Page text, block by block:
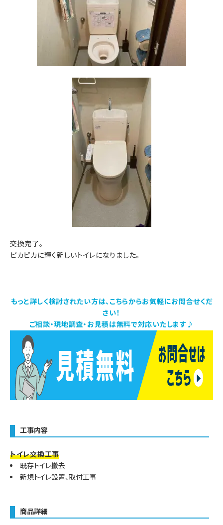
交換完了。
ピカピカに輝く新しいトイレになりました。
もっと詳しく検討されたい方は、こちらからお気軽にお問合せくだ
さい！
ご相談・現地調査・お見積は無料で対応いたします♪
工事内容
トイレ交換工事
既存トイレ撤去
新規トイレ設置、取付工事
商品詳細